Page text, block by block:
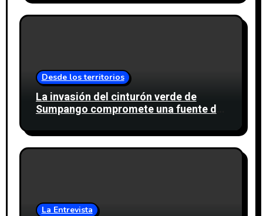
Desde los territorios
La invasión del cinturón verde de
Sumpango compromete una fuente de
La Entrevista